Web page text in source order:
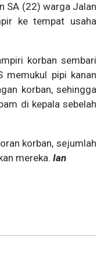
SA (22) warga Jalan
ke tempat usaha
korban sembari
memukul pipi kanan
korban, sehingga
di kepala sebelah
korban, sejumlah
mereka. Ian